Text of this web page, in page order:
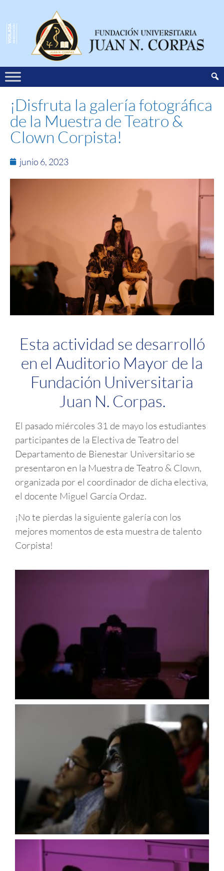
¡Disfruta la galería fotográfica
de la Muestra de Teatro &
Clown Corpista!
junio 6, 2023
Esta actividad se desarrolló
en el Auditorio Mayor de la
Fundación Universitaria
Juan N. Corpas.
El pasado miércoles 31 de mayo los estudiantes
participantes de la Electiva de Teatro del
Departamento de Bienestar Universitario se
presentaron en la Muestra de Teatro & Clown,
organizada por el coordinador de dicha electiva,
el docente Miguel García Ordaz.
¡No te pierdas la siguiente galería con los
mejores momentos de esta muestra de talento
Corpista!